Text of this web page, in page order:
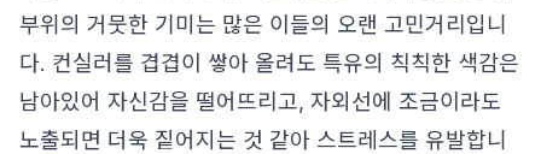
부위의 거뭇한 기미는 많은 이들의 오랜 고민거리입니
다. 컨실러를 겹겹이 쌓아 올려도 특유의 칙칙한 색감은
남아있어 자신감을 떨어뜨리고, 자외선에 조금이라도
노출되면 더욱 짙어지는 것 같아 스트레스를 유발합니